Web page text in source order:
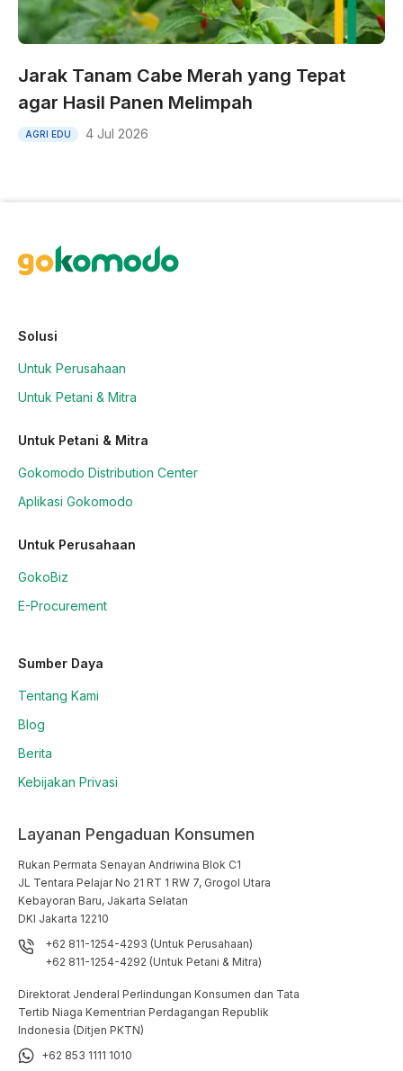
Jarak Tanam Cabe Merah yang Tepat
agar Hasil Panen Melimpah
AGRI EDU 4 Jul 2026
Solusi
Untuk Perusahaan
Untuk Petani & Mitra
Untuk Petani & Mitra
Gokomodo Distribution Center
Aplikasi Gokomodo
Untuk Perusahaan
GokoBiz
E-Procurement
Sumber Daya
Tentang Kami
Blog
Berita
Kebijakan Privasi
Layanan Pengaduan Konsumen
Rukan Permata Senayan Andriwina Blok C1
JL Tentara Pelajar No 21 RT 1 RW 7, Grogol Utara
Kebayoran Baru, Jakarta Selatan
DKI Jakarta 12210
+62 811-1254-4293 (Untuk Perusahaan)
+62 811-1254-4292 (Untuk Petani & Mitra)
Direktorat Jenderal Perlindungan Konsumen dan Tata
Tertib Niaga Kementrian Perdagangan Republik
Indonesia (Ditjen PKTN)
+62 853 1111 1010